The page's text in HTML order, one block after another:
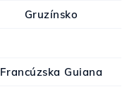
Gruzínsko
Francúzska Guiana